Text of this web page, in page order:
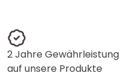
2 Jahre Gewährleistung
auf unsere Produkte